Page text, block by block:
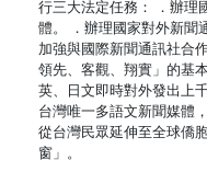
行三大法定任務： ．辦理
體。 ．辦理國家對外新聞
加強與國際新聞通訊社合
領先、客觀、翔實」的基
英、日文即時對外發出上
台灣唯一多語文新聞媒體
從台灣民眾延伸至全球僑
窗」。